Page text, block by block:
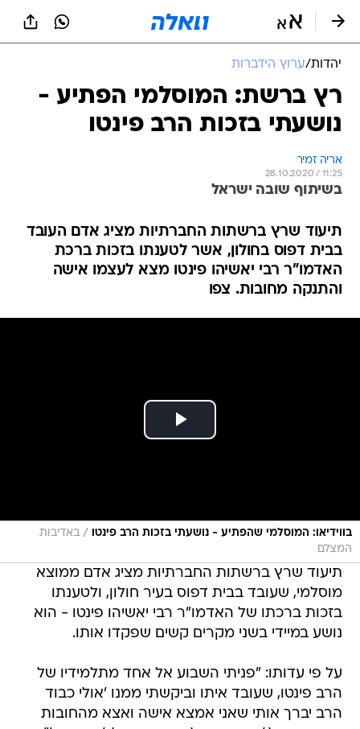
יהדות/ערוץ הידברות
רץ ברשת: המוסלמי הפתיע -
נושעתי בזכות הרב פינטו
אריה זמיר
28.10.2020 / 11:25
בשיתוף שובה ישראל
תיעוד שרץ ברשתות החברתיות מציג אדם העובד
בבית דפוס בחולון, אשר לטענתו בזכות ברכת
האדמו"ר רבי יאשיהו פינטו מצא לעצמו אישה
והתנקה מחובות. צפו
בווידיאו: המוסלמי שהפתיע - נושעתי בזכות הרב פינטו / באדיבות
המצלם
תיעוד שרץ ברשתות החברתיות מציג אדם ממוצא
מוסלמי, שעובד בבית דפוס בעיר חולון, ולטענתו
בזכות ברכתו של האדמו"ר רבי יאשיהו פינטו - הוא
נושע במיידי בשני מקרים קשים שפקדו אותו.
על פי עדותו: "פניתי השבוע אל אחד מתלמידיו של
הרב פינטו, שעובד איתו וביקשתי ממנו 'אולי כבוד
הרב יברך אותי שאני אמצא אישה ואצא מהחובות